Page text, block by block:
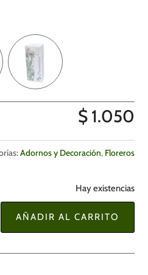
$1.050
Adornos y Decoración, Floreros
Hay existencias
AÑADIR AL CARRITO